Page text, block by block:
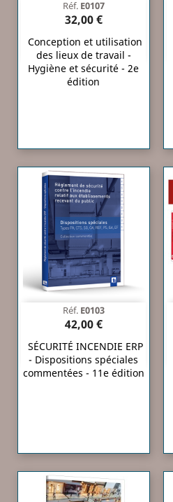
Réf. E0107
32,00 €
Conception et utilisation
des lieux de travail -
Hygiène et sécurité - 2e
édition
Réf. E0103
42,00 €
SÉCURITÉ INCENDIE ERP
- Dispositions spéciales
commentées - 11e édition